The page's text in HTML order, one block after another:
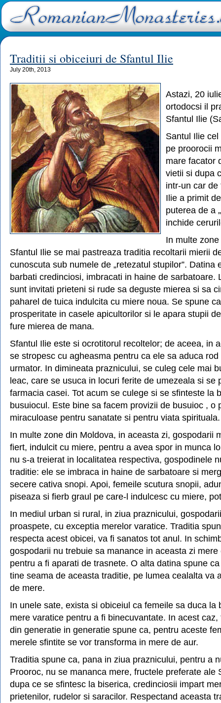
Traditii si obiceiuri de Sfantul Ilie
July 20th, 2013
Astazi, 20
ortodocsi il
Sfantul Ilie
Santul Ilie
pe proorocii
mare facator
vietii si dupa
intr-un car
Ilie a primit
puterea de a
inchide
In multe
Sfantul Ilie se mai pastreaza traditia recoltarii mierii
cunoscuta sub numele de „retezatul stupilor”. Datina
barbati credinciosi, imbracati in haine de sarbatoare.
sunt invitati prieteni si rude sa deguste mierea si sa
paharel de tuica indulcita cu miere noua. Se spune
prosperitate in casele apicultorilor si le apara stupii
fure mierea de mana.
Sfantul Ilie este si ocrotitorul recoltelor; de aceea, in
se stropesc cu agheasma pentru ca ele sa aduca
urmator. In dimineata praznicului, se culeg cele mai
leac, care se usuca in locuri ferite de umezeala si se
farmacia casei. Tot acum se culege si se sfinteste la
busuiocul. Este bine sa facem provizii de busuioc , o
miraculoase pentru sanatate si pentru viata spirituala.
In multe zone din Moldova, in aceasta zi, gospodarii
fiert, indulcit cu miere, pentru a avea spor in munca
nu s-a treierat in localitatea respectiva, gospodinele
traditie: ele se imbraca in haine de sarbatoare si
secere cativa snopi. Apoi, femeile scutura snopii,
piseaza si fierb graul pe care-l indulcesc cu miere,
In mediul urban si rural, in ziua praznicului,
proaspete, cu exceptia merelor varatice. Traditia
respecta acest obicei, va fi sanatos tot anul. In
gospodarii nu trebuie sa manance in aceasta zi
pentru a fi aparati de trasnete. O alta datina spune
tine seama de aceasta traditie, pe lumea cealalta va
de mere.
In unele sate, exista si obiceiul ca femeile sa duca la
mere varatice pentru a fi binecuvantate. In acest
din generatie in generatie spune ca, pentru aceste
merele sfintite se vor transforma in mere de aur.
Traditia spune ca, pana in ziua praznicului, pentru a
Prooroc, nu se mananca mere, fructele preferate ale
dupa ce se sfintesc la biserica, credinciosii impart
prietenilor, rudelor si saracilor. Respectand aceasta